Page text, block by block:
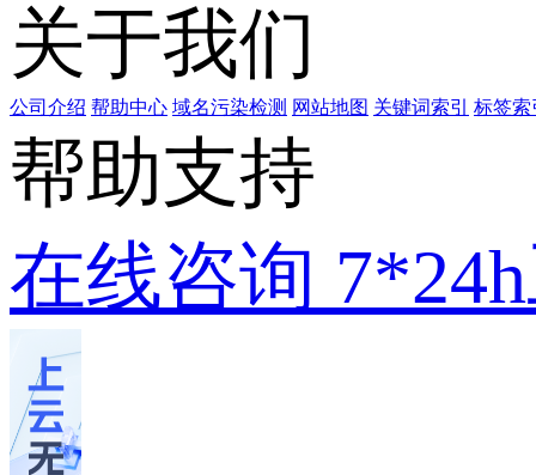
关于我们
公司介绍 帮助中心 域名污染检测 网站地图 关键词索引 标签索
帮助支持
在线咨询